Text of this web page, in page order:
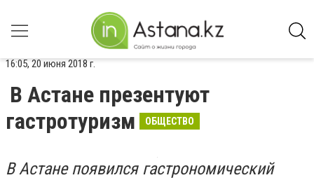
16:05, 20 июня 2018 г.
В Астане презентуют
гастротуризм
ОБЩЕСТВО
В Астане появился гастрономический